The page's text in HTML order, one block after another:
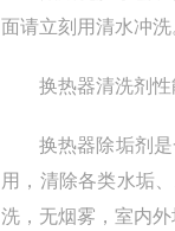
面请立刻用清水冲洗
换热器清洗剂性
换热器除垢剂是一
用，清除各类水垢
洗，无烟雾，室内